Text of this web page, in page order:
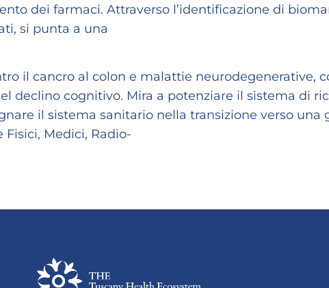
dei farmaci. Attraverso l’identificazione di
si punta a una
il cancro al colon e malattie neurodegenerative,
declino cognitivo. Mira a potenziare il sistema di
il sistema sanitario nella transizione verso una
Medici, Radio-